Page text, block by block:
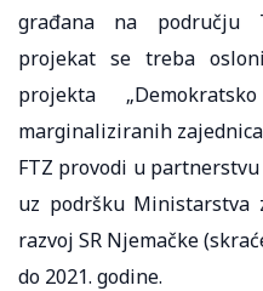
građana na području
projekat se treba
projekta
marginaliziranih
FTZ provodi u
uz podršku Ministarstva
razvoj SR Njemačke
do 2021. godine.